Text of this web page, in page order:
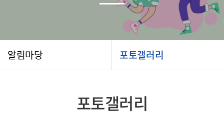
알림마당 포토갤러리
포토갤러리